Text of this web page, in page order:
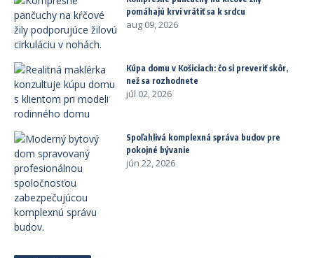
pomáhajú krvi vrátiť sa k srdcu
aug 09, 2026
Kúpa domu v Košiciach: čo si preveriť skôr,
než sa rozhodnete
júl 02, 2026
Spoľahlivá komplexná správa budov pre
pokojné bývanie
jún 22, 2026